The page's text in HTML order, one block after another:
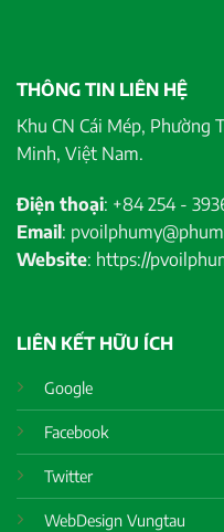
THÔNG TIN LIÊN HỆ
Khu CN Cái Mép, Phường
Minh, Việt Nam.
Điện thoại: +84 254 -
Email :
Website: https://
LIÊN KẾT HỮU ÍCH
Google
Facebook
Twitter
WebDesign Vungtau